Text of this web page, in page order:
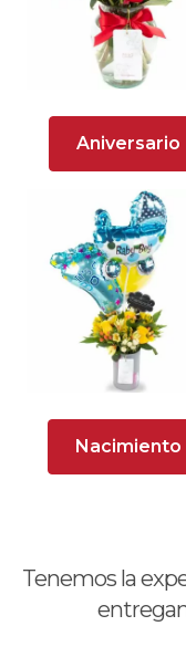
Aniversario
Nacimiento
Tenemos la
Arreglos
Ave